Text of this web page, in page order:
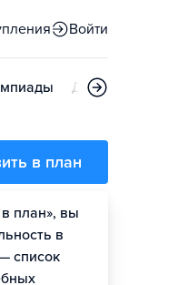
Войти
Дни открытых
в план
план», вы
в
список